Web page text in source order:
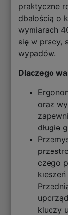
praktyczne
dbałością o
wymiarach
się w pracy,
wypadów.
Dlaczego
oraz
długie
czego
kluczy